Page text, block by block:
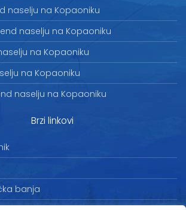
naselju na Kopaoniku
naselju na Kopaoniku
na Kopaoniku
na Kopaoniku
naselju na Kopaoniku
Brzi linkovi
banja